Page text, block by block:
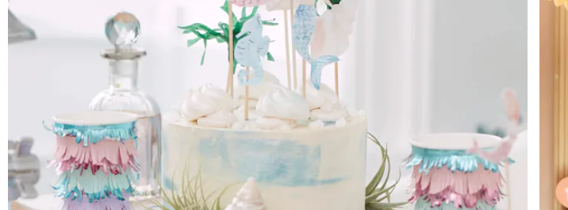
Entrez votre email et lancez la roue
pour gagnez
cadeaux,bons de
réduction, livraison gratuite,
valable immédiatement sur votre
commande !